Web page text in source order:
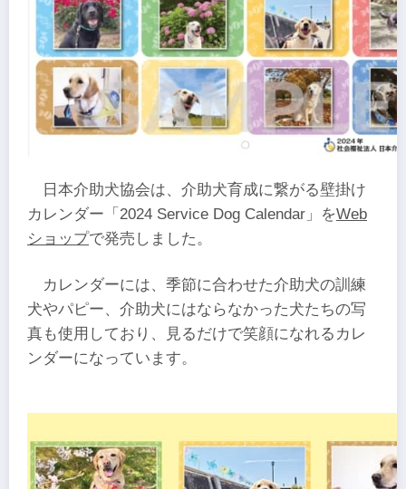
日本介助犬協会は、介助犬育成に繋がる壁掛け
カレンダー「2024 Service Dog Calendar」をWeb
ショップで発売しました。
カレンダーには、季節に合わせた介助犬の訓練
犬やパピー、介助犬にはならなかった犬たちの写
真も使用しており、見るだけで笑顔になれるカレ
ンダーになっています。